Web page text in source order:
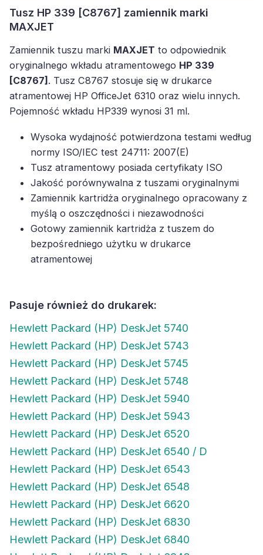
Tusz HP 339 [C8767] zamiennik marki
MAXJET
Zamiennik tuszu marki MAXJET to odpowiednik
oryginalnego wkładu atramentowego HP 339
[C8767] . Tusz C8767 stosuje się w drukarce
atramentowej HP OfficeJet 6310 oraz wielu innych.
Pojemność wkładu HP339 wynosi 31 ml.
Wysoka wydajność potwierdzona testami według
normy ISO/IEC test 24711: 2007(E)
Tusz atramentowy posiada certyfikaty ISO
Jakość porównywalna z tuszami oryginalnymi
Zamiennik kartridża oryginalnego opracowany z
myślą o oszczędności i niezawodności
Gotowy zamiennik kartridża z tuszem do
bezpośredniego użytku w drukarce
atramentowej
Pasuje również do drukarek:
Hewlett Packard (HP) DeskJet 5740
Hewlett Packard (HP) DeskJet 5743
Hewlett Packard (HP) DeskJet 5745
Hewlett Packard (HP) DeskJet 5748
Hewlett Packard (HP) DeskJet 5940
Hewlett Packard (HP) DeskJet 5943
Hewlett Packard (HP) DeskJet 6520
Hewlett Packard (HP) DeskJet 6540 / D
Hewlett Packard (HP) DeskJet 6543
Hewlett Packard (HP) DeskJet 6548
Hewlett Packard (HP) DeskJet 6620
Hewlett Packard (HP) DeskJet 6830
Hewlett Packard (HP) DeskJet 6840